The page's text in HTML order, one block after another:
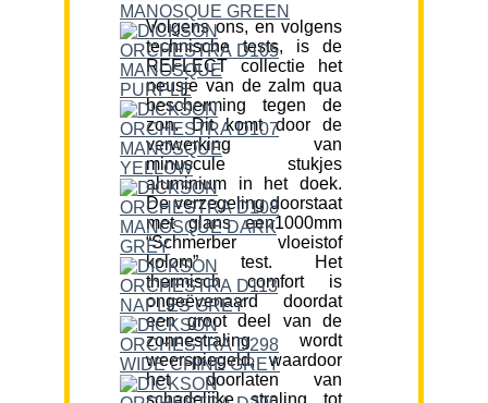
Volgens ons, en volgens
technische tests, is de
REFLECT collectie het
neusje van de zalm qua
bescherming tegen de
zon. Dit komt door de
verwerking van
minuscule stukjes
aluminium in het doek.
De verzegeling doorstaat
met glans een1000mm
“Schmerber vloeistof
kolom” test. Het
thermisch comfort is
ongeëvenaard doordat
een groot deel van de
zonnestraling wordt
weerspiegeld, waardoor
het doorlaten van
schadelijke straling tot